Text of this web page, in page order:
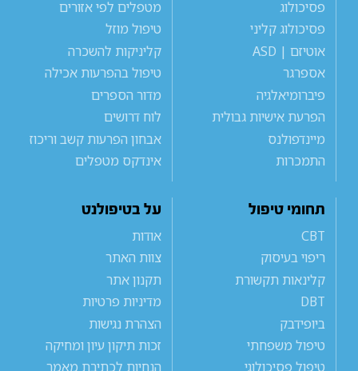
פסיכולוג
פסיכולוג קליני
אוטיזם | ASD
אספרגר
פיברומיאלגיה
הפרעת אישיות גבולית
מיינדפולנס
התמכרות
מטפלים לפי אזורים
טיפול מוזל
קליניקות להשכרה
טיפול בהפרעות אכילה
מדור הספרים
לוח דרושים
אבחון הפרעות קשב וריכוז
אינדקס מטפלים
תחומי טיפול
CBT
ריפוי בעיסוק
קלינאות תקשורת
DBT
ביופידבק
טיפול משפחתי
טיפול פסיכולוגי
על בטיפולנט
אודות
צוות האתר
תקנון אתר
מדיניות פרטיות
הצהרת נגישות
זכות תיקון עיון ומחיקה
הנחיות לכתיבת מאמר